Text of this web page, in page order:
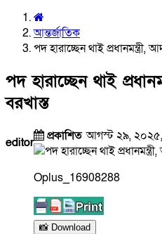
আন্তর্জাতিক
পদ হারাচ্ছেন থাই প্রধানমন্ত্রী,
পদ হারাচ্ছেন থাই
বরখাস্ত
editor প্রকাশিতআগস্ট ২৯, ২০২৫,
Oplus_16908288
📸 Download